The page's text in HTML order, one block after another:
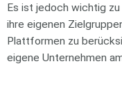
Es ist jedoch wichtig
ihre eigenen
Plattformen zu
eigene Unternehmen